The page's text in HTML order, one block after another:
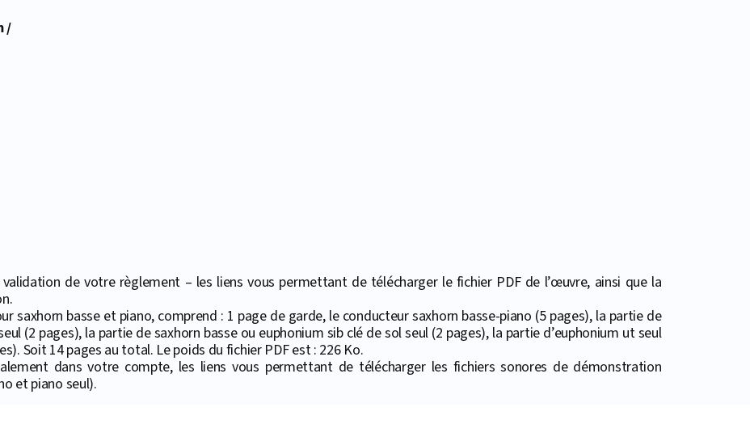
/
de votre règlement – les liens vous permettant de télécharger le fichier PDF de l’œuvre, ainsi que la
saxhorn basse et piano, comprend : 1 page de garde, le conducteur saxhorn basse-piano (5 pages), la partie de
(2 pages), la partie de saxhorn basse ou euphonium sib clé de sol seul (2 pages), la partie d’euphonium ut seul
Soit 14 pages au total. Le poids du fichier PDF est : 226 Ko.
dans votre compte, les liens vous permettant de télécharger les fichiers sonores de démonstration
et piano seul).